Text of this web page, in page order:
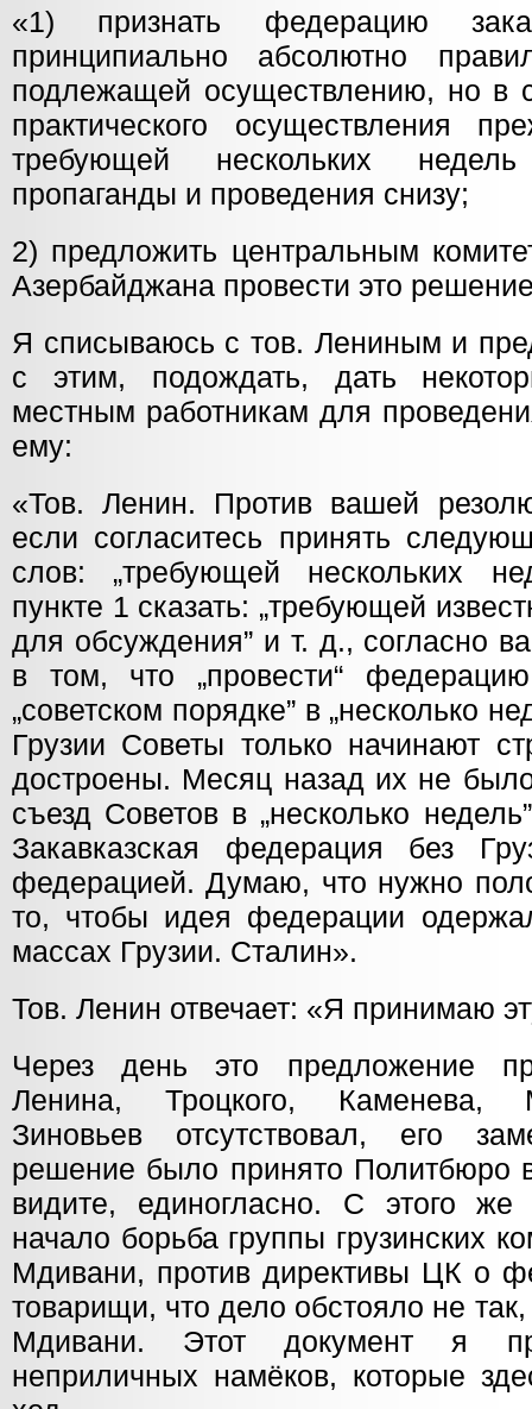
«1) признать федерацию
принципиально абсолютно
подлежащей осуществлению, но в
практического осуществления
требующей нескольких
пропаганды и проведения снизу;
2) предложить центральным
Азербайджана провести это
Я списываюсь с тов. Лениным и
с этим, подождать, дать
местным работникам для
ему:
«Тов. Ленин. Против вашей
если согласитесь принять
слов: „требующей нескольких
пункте 1 сказать: „требующей
для обсуждения” и т. д., согласно
в том, что „провести“
„советском порядке” в „несколько
Грузии Советы только начинают
достроены. Месяц назад их не
съезд Советов в „несколько
Закавказская федерация без
федерацией. Думаю, что нужно
то, чтобы идея федерации
массах Грузии. Сталин».
Тов. Ленин отвечает: «Я принимаю
Через день это предложение
Ленина, Троцкого, Каменева,
Зиновьев отсутствовал, его
решение было принято Политбюро
видите, единогласно. С этого
начало борьба группы грузинских
Мдивани, против директивы ЦК о
товарищи, что дело обстояло не так,
Мдивани. Этот документ я
неприличных намёков, которые